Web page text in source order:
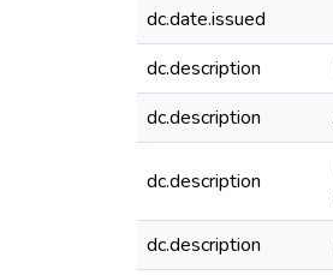
dc.date.issued
dc.description
dc.description
dc.description
dc.description